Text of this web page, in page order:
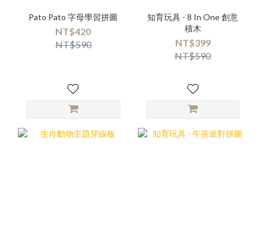
Pato Pato 字母學習拼圖
NT$420
NT$590
知育玩具 - 8 In One 創意
積木
NT$399
NT$590